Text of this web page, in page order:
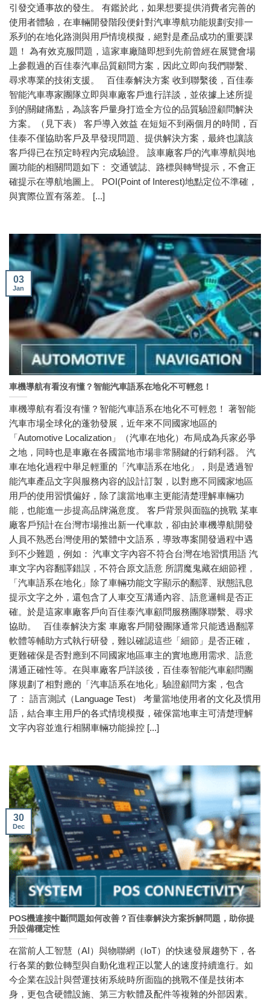
引發交通事故的發生。 有鑑於此，如果想要提供消費者完善的
使用者體驗，在車輛開發階段便針對汽車導航功能規劃安排一
系列的在地化路測與用戶情境模擬，絕對是產品成功的重要課
題！ 為有效克服問題，這家車廠隨即想到先前曾經在展覽會場
上參觀過的百佳泰汽車品質顧問方案，因此立即向我們聯繫、
尋求專業的技術支援。 百佳泰解決方案 收到聯繫後，百佳泰
智能汽車專家團隊立即與車廠客戶進行詳談，並依據上述所提
到的關鍵痛點，為該客戶量身打造全方位的品質驗證顧問解決
方案。（見下表） 客戶導入效益 在短短不到兩個月的時間，百
佳泰不僅協助客戶及早發現問題、提供解決方案，最終也讓該
客戶得已在預定時程內完成驗證。 該車廠客戶的汽車導航與地
圖功能的相關問題如下： 交通號誌、路標與轉彎提示，不會正
確提示在導航地圖上。 POI(Point of Interest)地點定位不準確，
與實際位置有落差。 [...]
車機導航有看沒有懂？智能汽車語系在地化不可輕忽！
車機導航有看沒有懂？智能汽車語系在地化不可輕忽！ 著智能
汽車市場全球化的蓬勃發展，近年來不同國家地區的
「Automotive Localization」（汽車在地化）布局成為兵家必爭
之地，同時也是車廠在各國當地市場非常關鍵的行銷利器。 汽
車在地化過程中舉足輕重的「汽車語系在地化」，則是透過智
能汽車產品文字與服務內容的設計訂製，以對應不同國家地區
用戶的使用習慣偏好，除了讓當地車主更能清楚理解車輛功
能，也能進一步提高品牌滿意度。 客戶背景與面臨的挑戰 某車
廠客戶預計在台灣市場推出新一代車款，卻由於車機導航開發
人員不熟悉台灣使用的繁體中文語系，導致專案開發過程中遇
到不少難題，例如： 汽車文字內容不符合台灣在地習慣用語 汽
車文字內容翻譯錯誤，不符合原文語意 所謂魔鬼藏在細節裡，
「汽車語系在地化」除了車輛功能文字顯示的翻譯、狀態訊息
提示文字之外，還包含了人車交互溝通內容、語意邏輯是否正
確。於是這家車廠客戶向百佳泰汽車顧問服務團隊聯繫、尋求
協助。 百佳泰解決方案 車廠客戶開發團隊通常只能透過翻譯
軟體等輔助方式執行研發，難以確認這些「細節」是否正確，
更難確保是否對應到不同國家地區車主的實地應用需求、語意
溝通正確性等。在與車廠客戶詳談後，百佳泰智能汽車顧問團
隊規劃了相對應的「汽車語系在地化」驗證顧問方案，包含
了： 語言測試（Language Test） 考量當地使用者的文化及慣用
語，結合車主用戶的各式情境模擬，確保當地車主可清楚理解
文字內容並進行相關車輛功能操控 [...]
03
Jan
POS機連接中斷問題如何改善？百佳泰解決方案拆解問題，助你提
升設備穩定性
在當前人工智慧（AI）與物聯網（IoT）的快速發展趨勢下，各
行各業的數位轉型與自動化進程正以驚人的速度持續進行。如
今企業在設計與營運技術系統時所面臨的挑戰不僅是技術本
身，更包含硬體設施、第三方軟體及配件等複雜的外部因素。
30
Dec